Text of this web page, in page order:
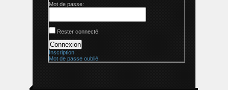
Mot de passe:
Rester connecté
Connexion
Inscription
Mot de passe oublié